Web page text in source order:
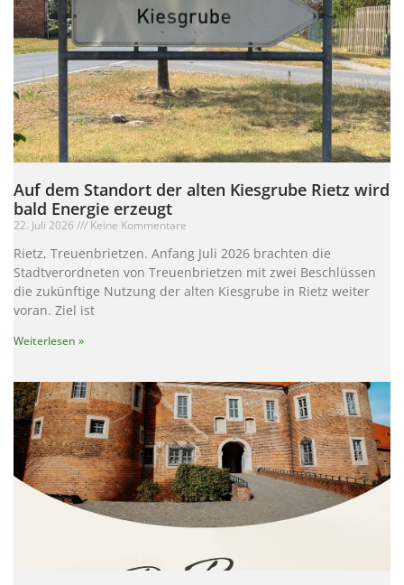
Auf dem Standort der alten Kiesgrube Rietz wird
bald Energie erzeugt
22. Juli 2026 Keine Kommentare
Rietz, Treuenbrietzen. Anfang Juli 2026 brachten die
Stadtverordneten von Treuenbrietzen mit zwei Beschlüssen
die zukünftige Nutzung der alten Kiesgrube in Rietz weiter
voran. Ziel ist
Weiterlesen »